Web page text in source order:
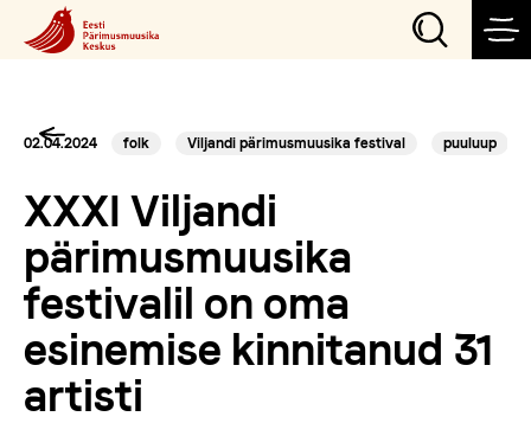
Sündmused
Teeme
Külasta
Õpi
02.04.2024 folk Viljandi pärimusmuusika festival puuluup
XXXI Viljandi
pärimusmuusika
festivalil on oma
esinemise kinnitanud 31
artisti